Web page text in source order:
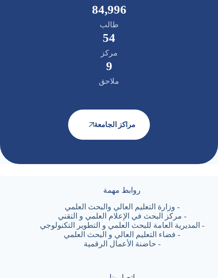
85,000
طالب
55
مركز
10
ملاحق
مراكز الجامعة
روابط مهمة
- وزارة التعليم العالي والبحث العلمي
- مركز البحث في الإعلام العلمي و التقني
- المديرية العامة للبحث العلمي و التطوير التكنولوجي
- فضاء التعليم العالي و البحث العلمي
- حاضنة الأعمال الرقمية